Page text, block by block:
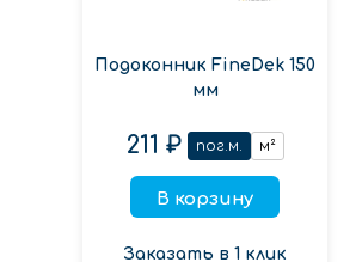
Подоконник FineDek 150
мм
211 ₽ пог.м. м²
В корзину
Заказать в 1 клик